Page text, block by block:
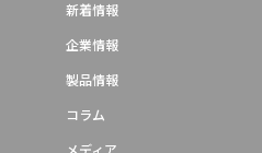
新着情報
企業情報
製品情報
コラム
メディア